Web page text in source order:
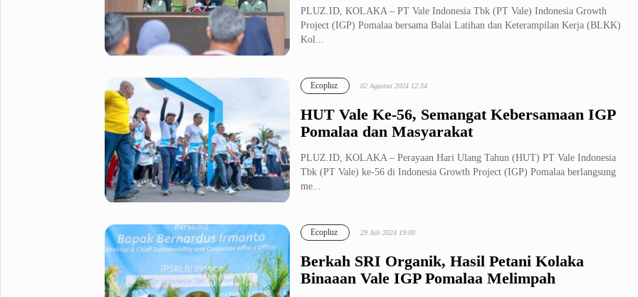
PLUZ.ID, KOLAKA – PT Vale Indonesia Tbk (PT Vale) Indonesia Growth
Project (IGP) Pomalaa bersama Balai Latihan dan Keterampilan Kerja (BLKK)
Kol...
HUT Vale Ke-56, Semangat Kebersamaan IGP
Pomalaa dan Masyarakat
Ecopluz 02 Agustus 2024 12:34
PLUZ.ID, KOLAKA – Perayaan Hari Ulang Tahun (HUT) PT Vale Indonesia
Tbk (PT Vale) ke-56 di Indonesia Growth Project (IGP) Pomalaa berlangsung
me...
Berkah SRI Organik, Hasil Petani Kolaka
Binaaan Vale IGP Pomalaa Melimpah
Ecopluz 29 Juli 2024 19:00